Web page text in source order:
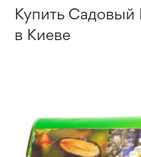
Купить Садовый
в Киеве